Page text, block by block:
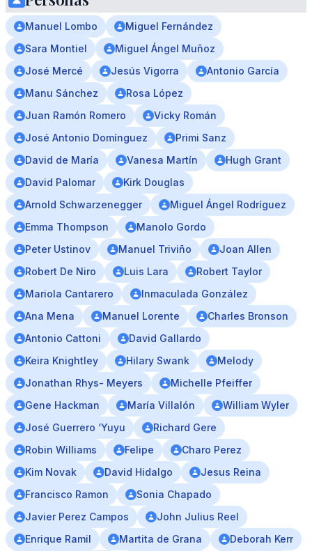
Manuel Lombo
Miguel Fernández
Sara Montiel
Miguel Ángel Muñoz
José Mercé
Jesús Vigorra
Antonio García
Manu Sánchez
Rosa López
Juan Ramón Romero
Vicky Román
José Antonio Domínguez
Primi Sanz
David de María
Vanesa Martín
Hugh Grant
David Palomar
Kirk Douglas
Arnold Schwarzenegger
Miguel Ángel Rodríguez
Emma Thompson
Manolo Gordo
Peter Ustinov
Manuel Triviño
Joan Allen
Robert De Niro
Luis Lara
Robert Taylor
Mariola Cantarero
Inmaculada González
Ana Mena
Manuel Lorente
Charles Bronson
Antonio Cattoni
David Gallardo
Keira Knightley
Hilary Swank
Melody
Jonathan Rhys- Meyers
Michelle Pfeiffer
Gene Hackman
María Villalón
William Wyler
José Guerrero ‘Yuyu
Richard Gere
Robin Williams
Felipe
Charo Perez
Kim Novak
David Hidalgo
Jesus Reina
Francisco Ramon
Sonia Chapado
Javier Perez Campos
John Julius Reel
Enrique Ramil
Martita de Grana
Deborah Kerr